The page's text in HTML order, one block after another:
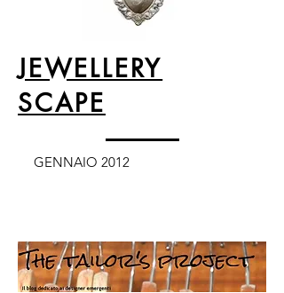
JEWELLERY
SCAPE
GENNAIO 2012